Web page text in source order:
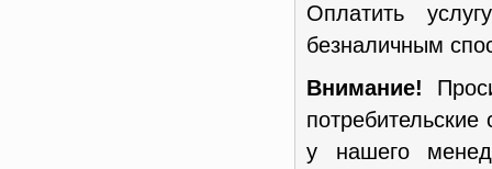
Оплатить
безналичным
Внимание!
у нашего